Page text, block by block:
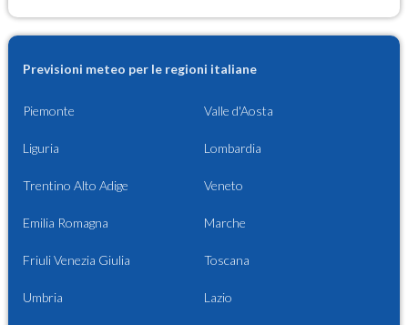
Previsioni meteo per le regioni italiane
Piemonte Valle d'Aosta
Liguria Lombardia
Trentino Alto Adige Veneto
Emilia Romagna Marche
Friuli Venezia Giulia Toscana
Umbria Lazio